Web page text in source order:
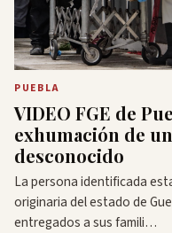
PUEBLA
VIDEO FGE de
exhumación de
desconocido
La persona identificada
originaria del estado de
entregados a sus famili…